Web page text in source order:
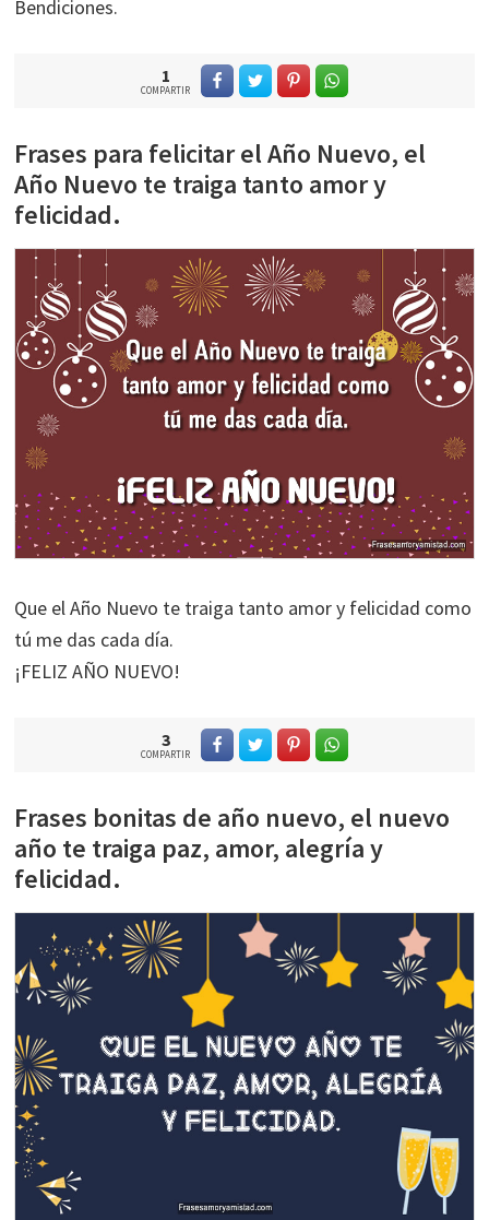
Bendiciones.
1
COMPARTIR
Frases para felicitar el Año Nuevo, el
Año Nuevo te traiga tanto amor y
felicidad.
Que el Año Nuevo te traiga tanto amor y felicidad como
tú me das cada día.
¡FELIZ AÑO NUEVO!
3
COMPARTIR
Frases bonitas de año nuevo, el nuevo
año te traiga paz, amor, alegría y
felicidad.